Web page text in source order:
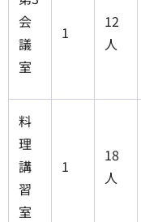
会
議
室
1
12
人
料
理
講
習
室
1
18
人